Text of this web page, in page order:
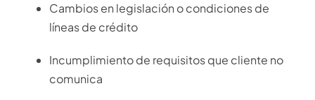
Cambios en legislación o condiciones de
líneas de crédito
Incumplimiento de requisitos que cliente no
comunica